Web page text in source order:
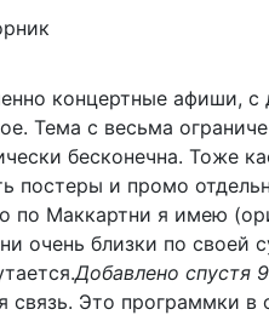
концертные афиши, с
Тема с весьма
бесконечна. Тоже
постеры и промо
по Маккартни я имею
очень близки по своей
Добавлено спустя
связь. Это программки